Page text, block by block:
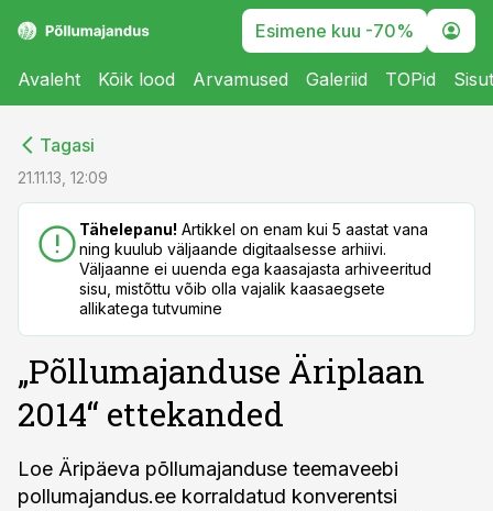
Esimene kuu -70%
Avaleht Kõik lood Arvamused Galeriid TOPid
Tagasi
21.11.13, 12:09
Tähelepanu! Artikkel on enam kui 5 aastat vana
ning kuulub väljaande digitaalsesse arhiivi.
Väljaanne ei uuenda ega kaasajasta arhiveeritud
sisu, mistõttu võib olla vajalik kaasaegsete
allikatega tutvumine
„Põllumajanduse Äriplaan
2014“ ettekanded
Loe Äripäeva põllumajanduse teemaveebi
pollumajandus.ee korraldatud konverentsi